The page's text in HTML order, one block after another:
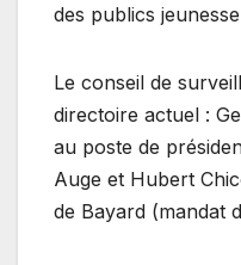
des publics
Le conseil de
directoire actuel :
au poste de
Auge et Hubert
de Bayard (mandat